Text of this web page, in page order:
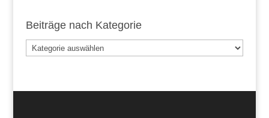
Beiträge nach Kategorie
Beiträge
nach